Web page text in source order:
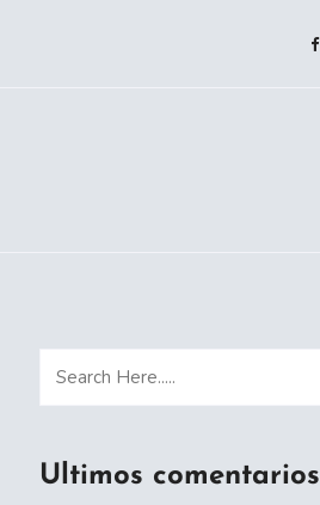
Ultimos comentarios